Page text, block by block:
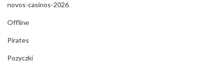
novos-casinos-2026
Offline
Pirates
Pozyczki